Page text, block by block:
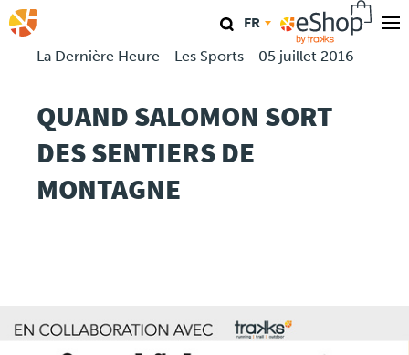
Aller
au
contenu
TraKKs Lab
Coaching
FR
La Dernière Heure - Les Sports - 05 juillet 2016
QUAND SALOMON SORT
DES SENTIERS DE
MONTAGNE